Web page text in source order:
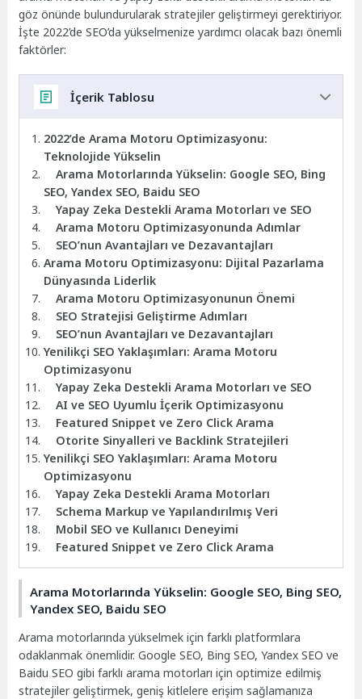
göz önünde bulundurularak stratejiler geliştirmeyi gerektiriyor.
İşte 2022’de SEO’da yükselmenize yardımcı olacak bazı önemli
faktörler:
İçerik Tablosu
2022’de Arama Motoru Optimizasyonu:
Teknolojide Yükselin
Arama Motorlarında Yükselin: Google SEO, Bing
SEO, Yandex SEO, Baidu SEO
Yapay Zeka Destekli Arama Motorları ve SEO
Arama Motoru Optimizasyonunda Adımlar
SEO’nun Avantajları ve Dezavantajları
Arama Motoru Optimizasyonu: Dijital Pazarlama
Dünyasında Liderlik
Arama Motoru Optimizasyonunun Önemi
SEO Stratejisi Geliştirme Adımları
SEO’nun Avantajları ve Dezavantajları
Yenilikçi SEO Yaklaşımları: Arama Motoru
Optimizasyonu
Yapay Zeka Destekli Arama Motorları ve SEO
AI ve SEO Uyumlu İçerik Optimizasyonu
Featured Snippet ve Zero Click Arama
Otorite Sinyalleri ve Backlink Stratejileri
Yenilikçi SEO Yaklaşımları: Arama Motoru
Optimizasyonu
Yapay Zeka Destekli Arama Motorları
Schema Markup ve Yapılandırılmış Veri
Mobil SEO ve Kullanıcı Deneyimi
Featured Snippet ve Zero Click Arama
Arama Motorlarında Yükselin: Google SEO, Bing SEO,
Yandex SEO, Baidu SEO
Arama motorlarında yükselmek için farklı platformlara
odaklanmak önemlidir. Google SEO, Bing SEO, Yandex SEO ve
Baidu SEO gibi farklı arama motorları için optimize edilmiş
stratejiler geliştirmek, geniş kitlelere erişim sağlamanıza